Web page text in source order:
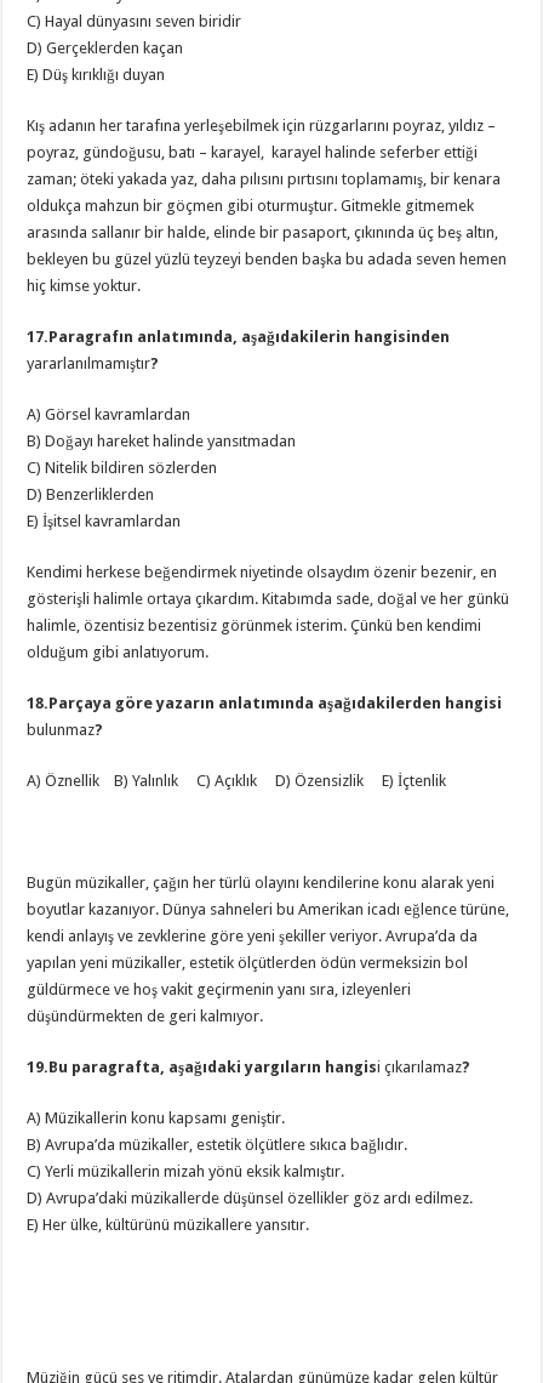
C) Hayal dünyasını seven biridir
D) Gerçeklerden kaçan
E) Düş kırıklığı duyan
Kış adanın her tarafına yerleşebilmek için rüzgarlarını poyraz, yıldız –
poyraz, gündoğusu, batı – karayel, karayel halinde seferber ettiği
zaman; öteki yakada yaz, daha pılısını pırtısını toplamamış, bir kenara
oldukça mahzun bir göçmen gibi oturmuştur. Gitmekle gitmemek
arasında sallanır bir halde, elinde bir pasaport, çıkınında üç beş altın,
bekleyen bu güzel yüzlü teyzeyi benden başka bu adada seven hemen
hiç kimse yoktur.
17.Paragrafın anlatımında, aşağıdakilerin hangisinden
yararlanılmamıştır?
A) Görsel kavramlardan
B) Doğayı hareket halinde yansıtmadan
C) Nitelik bildiren sözlerden
D) Benzerliklerden
E) İşitsel kavramlardan
Kendimi herkese beğendirmek niyetinde olsaydım özenir bezenir, en
gösterişli halimle ortaya çıkardım. Kitabımda sade, doğal ve her günkü
halimle, özentisiz bezentisiz görünmek isterim. Çünkü ben kendimi
olduğum gibi anlatıyorum.
18.Parçaya göre yazarın anlatımında aşağıdakilerden hangisi
bulunmaz?
A) Öznellik B) Yalınlık C) Açıklık D) Özensizlik E) İçtenlik
Bugün müzikaller, çağın her türlü olayını kendilerine konu alarak yeni
boyutlar kazanıyor. Dünya sahneleri bu Amerikan icadı eğlence türüne,
kendi anlayış ve zevklerine göre yeni şekiller veriyor. Avrupa’da da
yapılan yeni müzikaller, estetik ölçütlerden ödün vermeksizin bol
güldürmece ve hoş vakit geçirmenin yanı sıra, izleyenleri
düşündürmekten de geri kalmıyor.
19.Bu paragrafta, aşağıdaki yargıların hangisi çıkarılamaz?
A) Müzikallerin konu kapsamı geniştir.
B) Avrupa’da müzikaller, estetik ölçütlere sıkıca bağlıdır.
C) Yerli müzikallerin mizah yönü eksik kalmıştır.
D) Avrupa’daki müzikallerde düşünsel özellikler göz ardı edilmez.
E) Her ülke, kültürünü müzikallere yansıtır.
Müziğin gücü ses ve ritimdir. Atalardan günümüze kadar gelen kültür